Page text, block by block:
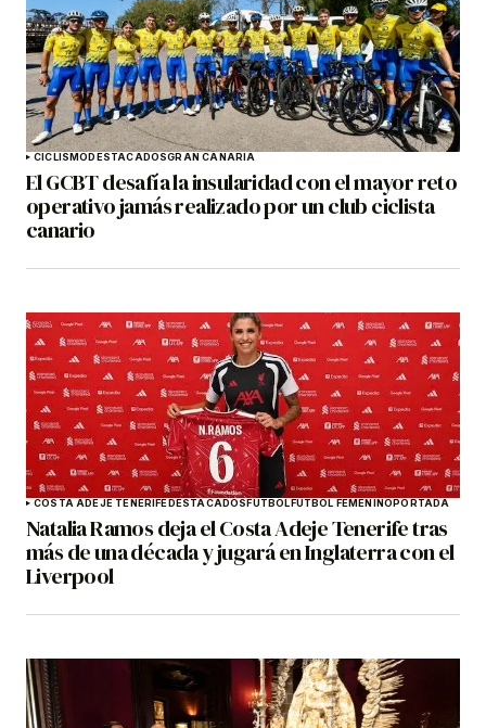
CICLISMODESTACADOSGRAN CANARIA
El GCBT desafía la insularidad con el mayor reto
operativo jamás realizado por un club ciclista
canario
COSTA ADEJE TENERIFEDESTACADOSFÚTBOLFÚTBOL FEMENINOPORTADA
Natalia Ramos deja el Costa Adeje Tenerife tras
más de una década y jugará en Inglaterra con el
Liverpool